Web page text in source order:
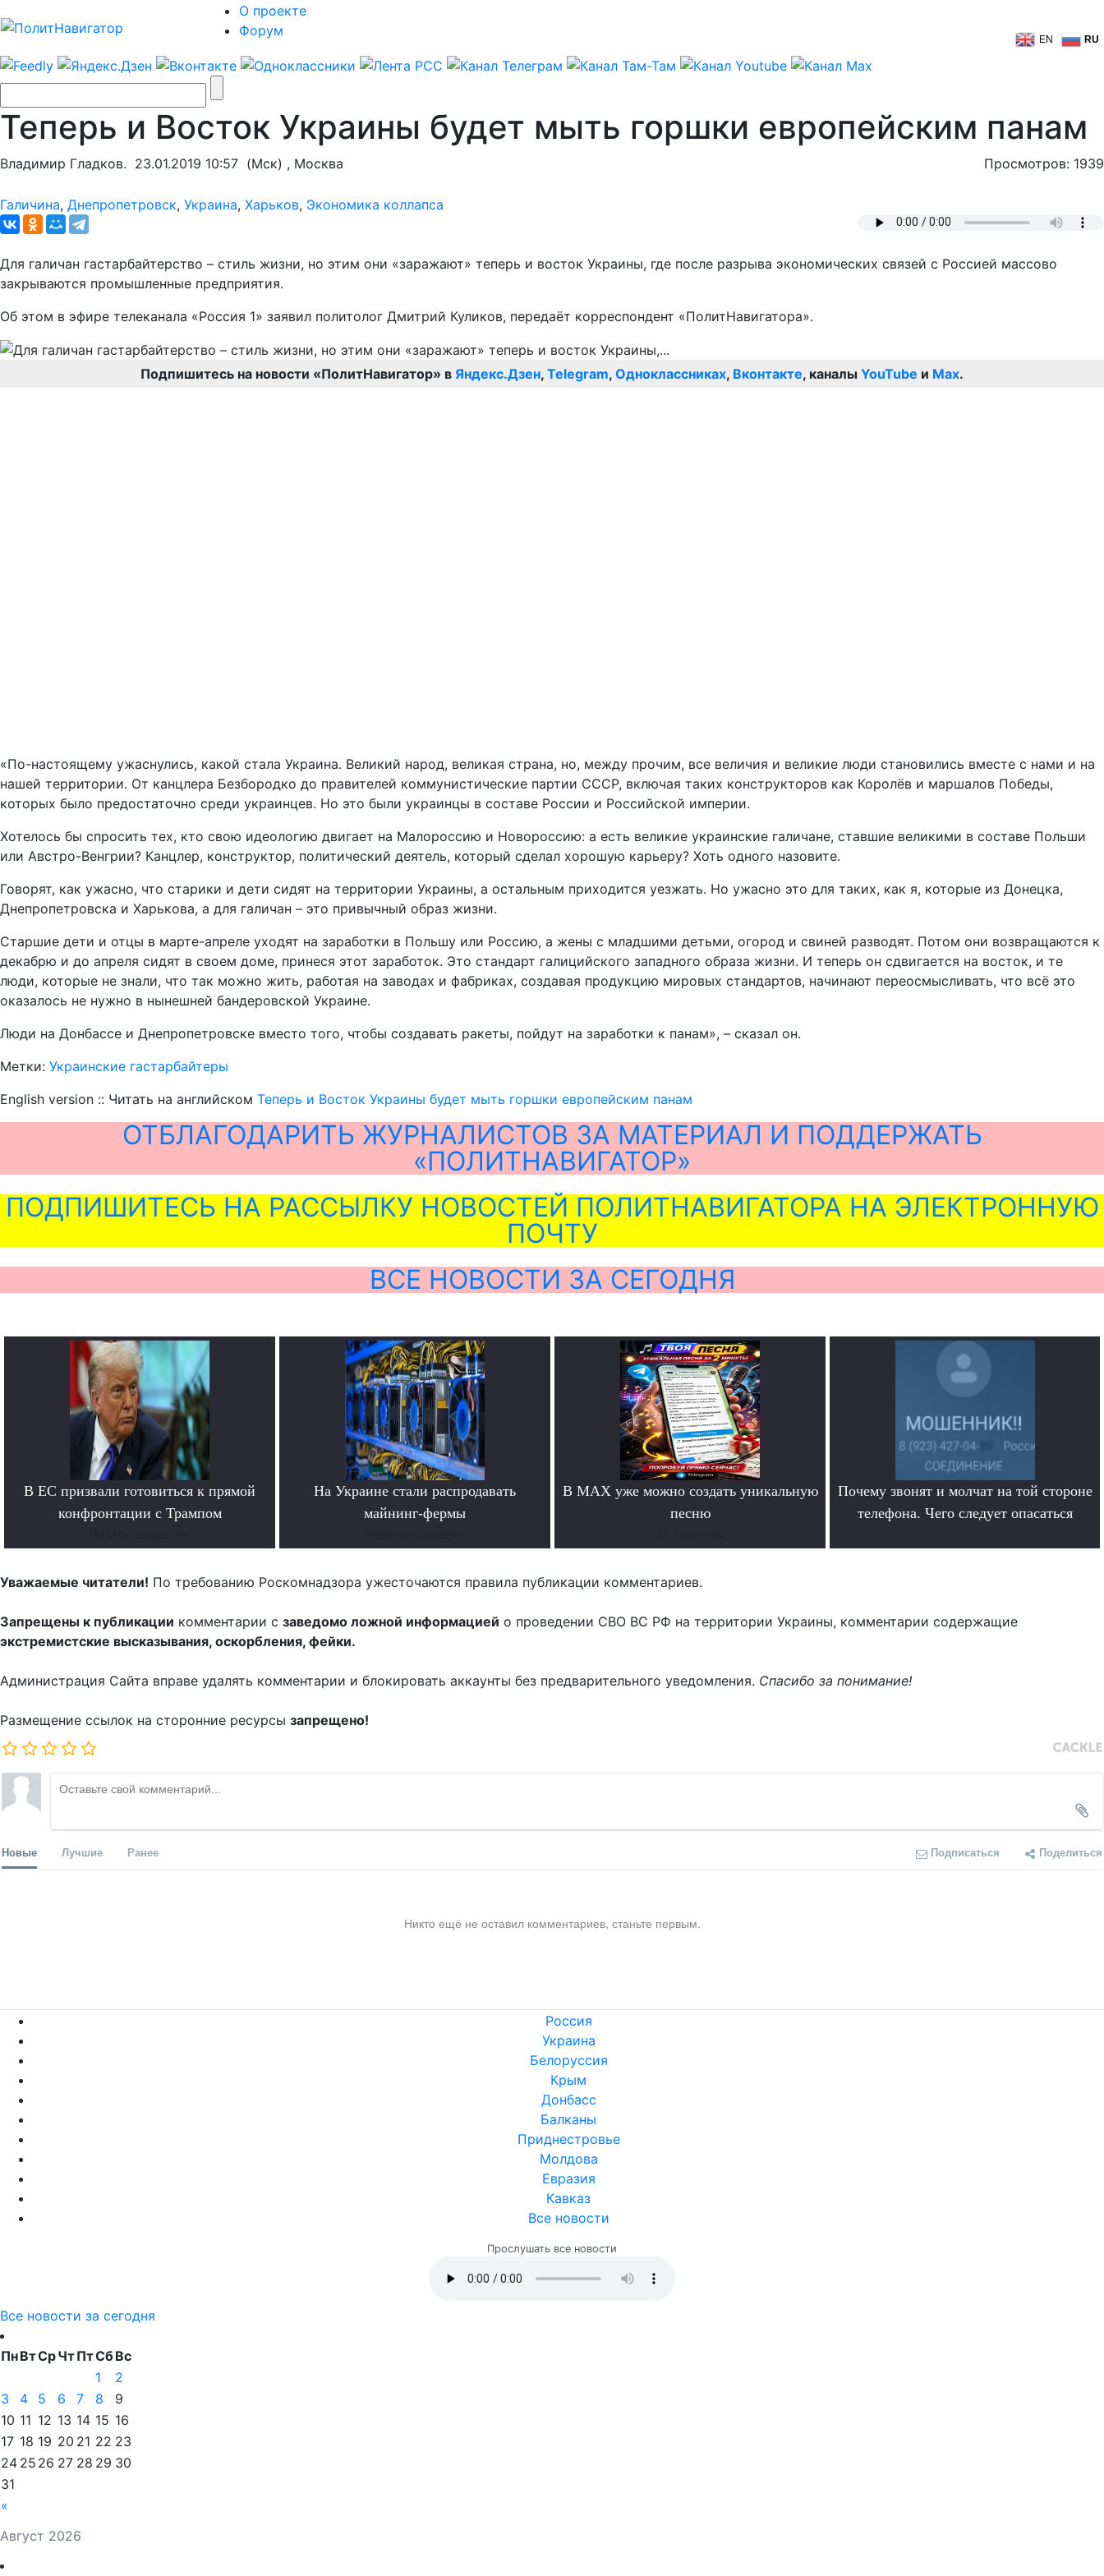
О проекте
Форум
EN RU
Теперь и Восток Украины будет мыть горшки европейским панам
Владимир Гладков. 23.01.2019 10:57 (Мск) , Москва Просмотров: 1939
Галичина, Днепропетровск, Украина, Харьков, Экономика коллапса
Для галичан гастарбайтерство – стиль жизни, но этим они «заражают» теперь и восток Украины, где после разрыва экономических связей с Россией массово
закрываются промышленные предприятия.
Об этом в эфире телеканала «Россия 1» заявил политолог Дмитрий Куликов, передаёт корреспондент «ПолитНавигатора».
Подпишитесь на новости «ПолитНавигатор» в Яндекс.Дзен, Telegram, Одноклассниках, Вконтакте, каналы YouTube и Max.
«По-настоящему ужаснулись, какой стала Украина. Великий народ, великая страна, но, между прочим, все величия и великие люди становились вместе с нами и на
нашей территории. От канцлера Безбородко до правителей коммунистические партии СССР, включая таких конструкторов как Королёв и маршалов Победы,
которых было предостаточно среди украинцев. Но это были украинцы в составе России и Российской империи.
Хотелось бы спросить тех, кто свою идеологию двигает на Малороссию и Новороссию: а есть великие украинские галичане, ставшие великими в составе Польши
или Австро-Венгрии? Канцлер, конструктор, политический деятель, который сделал хорошую карьеру? Хоть одного назовите.
Говорят, как ужасно, что старики и дети сидят на территории Украины, а остальным приходится уезжать. Но ужасно это для таких, как я, которые из Донецка,
Днепропетровска и Харькова, а для галичан – это привычный образ жизни.
Старшие дети и отцы в марте-апреле уходят на заработки в Польшу или Россию, а жены с младшими детьми, огород и свиней разводят. Потом они возвращаются к
декабрю и до апреля сидят в своем доме, принеся этот заработок. Это стандарт галицийского западного образа жизни. И теперь он сдвигается на восток, и те
люди, которые не знали, что так можно жить, работая на заводах и фабриках, создавая продукцию мировых стандартов, начинают переосмысливать, что всё это
оказалось не нужно в нынешней бандеровской Украине.
Люди на Донбассе и Днепропетровске вместо того, чтобы создавать ракеты, пойдут на заработки к панам», – сказал он.
Метки: Украинские гастарбайтеры
English version :: Читать на английском Теперь и Восток Украины будет мыть горшки европейским панам
ОТБЛАГОДАРИТЬ ЖУРНАЛИСТОВ ЗА МАТЕРИАЛ И ПОДДЕРЖАТЬ
«ПОЛИТНАВИГАТОР»
ПОДПИШИТЕСЬ НА РАССЫЛКУ НОВОСТЕЙ ПОЛИТНАВИГАТОРА НА ЭЛЕКТРОННУЮ
ПОЧТУ
ВСЕ НОВОСТИ ЗА СЕГОДНЯ
В ЕС призвали готовиться к прямой
конфронтации с Трампом
На Украине стали распродавать
майнинг-фермы
В MAX уже можно создать уникальную
песню
Почему звонят и молчат на той стороне
телефона. Чего следует опасаться
Уважаемые читатели! По требованию Роскомнадзора ужесточаются правила публикации комментариев.
Запрещены к публикации комментарии с заведомо ложной информацией о проведении СВО ВС РФ на территории Украины, комментарии содержащие
экстремистские высказывания, оскорбления, фейки.
Администрация Сайта вправе удалять комментарии и блокировать аккаунты без предварительного уведомления. Спасибо за понимание!
Размещение ссылок на сторонние ресурсы запрещено!
Новые Лучшие Ранее Подписаться Поделиться
Никто ещё не оставил комментариев, станьте первым.
Россия
Украина
Белоруссия
Крым
Донбасс
Балканы
Приднестровье
Молдова
Евразия
Кавказ
Все новости
Прослушать все новости
Все новости за сегодня
Август 2026
ПнВтСрЧтПтСбВс
«
1
2
3
4 5 6 7 8
9
10 11 12 13 14 15 16
17 18 19 20 21 22 23
24 25 26 27 28 29 30
31